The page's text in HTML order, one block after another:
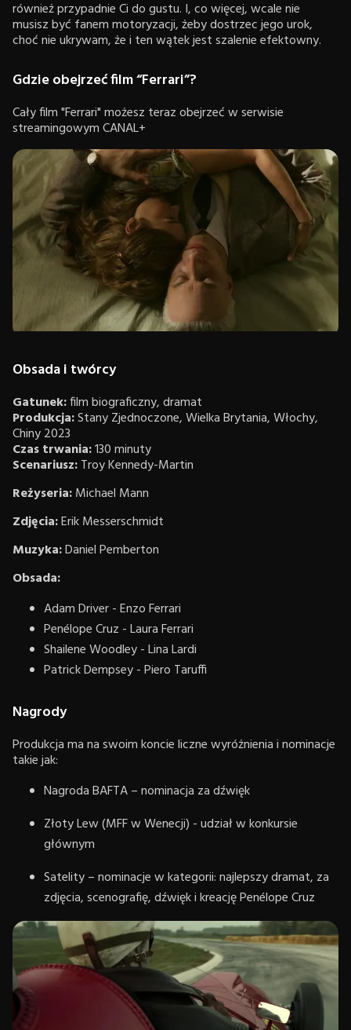
również przypadnie Ci do gustu. I, co więcej, wcale nie
musisz być fanem motoryzacji, żeby dostrzec jego urok,
choć nie ukrywam, że i ten wątek jest szalenie efektowny.
Gdzie obejrzeć film “Ferrari”?
Cały film "Ferrari" możesz teraz obejrzeć w serwisie
streamingowym CANAL+
Obsada i twórcy
Gatunek:film biograficzny, dramat
Produkcja:Stany Zjednoczone, Wielka Brytania, Włochy,
Chiny 2023
Czas trwania:130 minuty
Scenariusz:Troy Kennedy-Martin
Reżyseria:Michael Mann
Zdjęcia:Erik Messerschmidt
Muzyka:Daniel Pemberton
Obsada:
Adam Driver - Enzo Ferrari
Penélope Cruz - Laura Ferrari
Shailene Woodley - Lina Lardi
Patrick Dempsey - Piero Taruffi
Nagrody
Produkcja ma na swoim koncie liczne wyróżnienia i nominacje
takie jak:
Nagroda BAFTA – nominacja za dźwięk
Złoty Lew (MFF w Wenecji) - udział w konkursie
głównym
Satelity – nominacje w kategorii: najlepszy dramat, za
zdjęcia, scenografię, dźwięk i kreację Penélope Cruz